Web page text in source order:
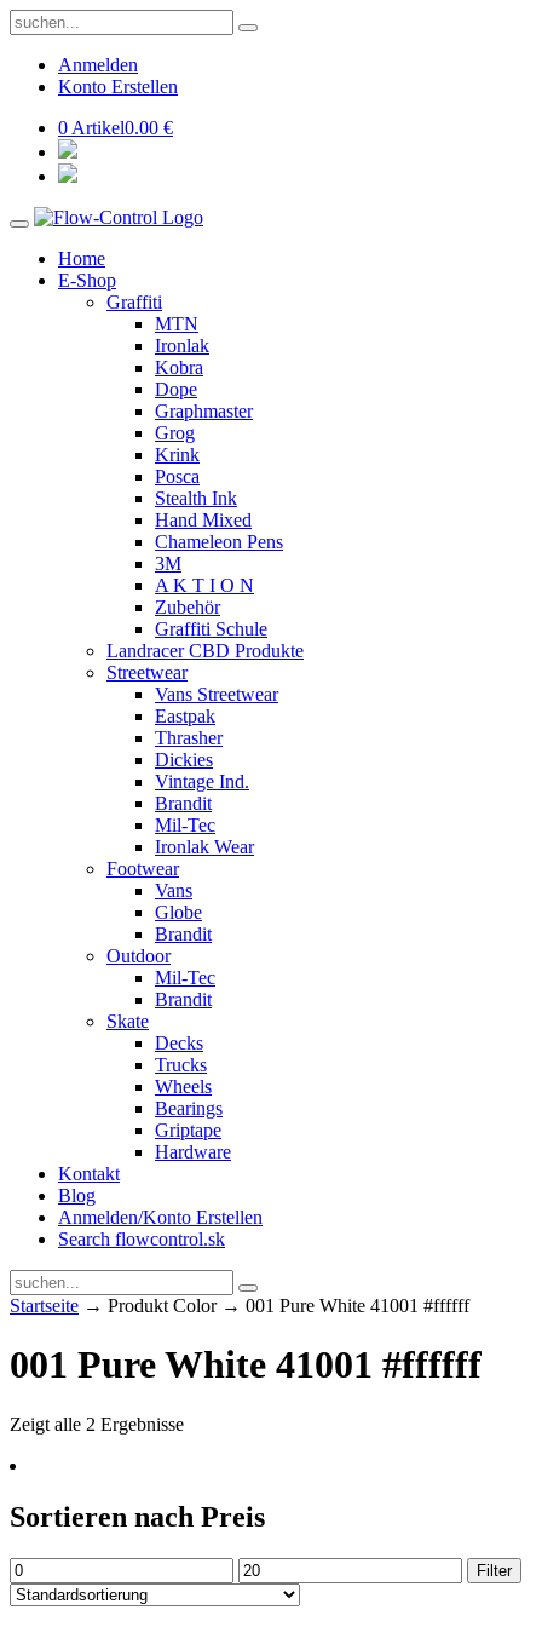
Anmelden
Konto Erstellen
0 Artikel0.00 €
Home
E-Shop
Graffiti
MTN
Ironlak
Kobra
Dope
Graphmaster
Grog
Krink
Posca
Stealth Ink
Hand Mixed
Chameleon Pens
3M
A K T I O N
Zubehör
Graffiti Schule
Landracer CBD Produkte
Streetwear
Vans Streetwear
Eastpak
Thrasher
Dickies
Vintage Ind.
Brandit
Mil-Tec
Ironlak Wear
Footwear
Vans
Globe
Brandit
Outdoor
Mil-Tec
Brandit
Skate
Decks
Trucks
Wheels
Bearings
Griptape
Hardware
Kontakt
Blog
Anmelden/Konto Erstellen
Search flowcontrol.sk
Startseite → Produkt Color → 001 Pure White 41001 #ffffff
001 Pure White 41001 #ffffff
Zeigt alle 2 Ergebnisse
Sortieren nach Preis
Min.
Preis
Max.
Preis
Filter